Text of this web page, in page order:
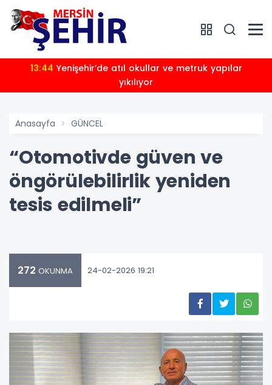
13:44
yıkılıyor
Anasayfa GÜNCEL
“Otomotivde güven ve
öngörülebilirlik yeniden
tesis edilmeli”
272 OKUNMA 24-02-2026 19:21